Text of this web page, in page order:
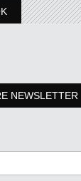
NEWSLETTER